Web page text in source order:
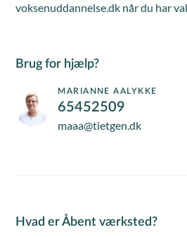
voksenuddannelse.dk når du har
Brug for hjælp?
MARIANNE AALYKKE
65452509
maaa@tietgen.dk
Hvad er Åbent værksted?